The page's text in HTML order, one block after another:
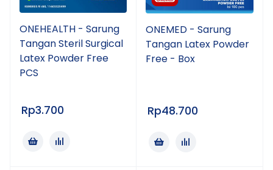
ONEHEALTH - Sarung
Tangan Steril Surgical
Latex Powder Free
PCS
Rp3.700
ONEMED - Sarung
Tangan Latex Powder
Free - Box
Rp48.700